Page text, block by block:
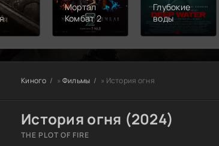
Мортал
Комбат 2
Глубокие
воды
Киного » Фильмы » История огня
История огня (2024)
THE PLOT OF FIRE